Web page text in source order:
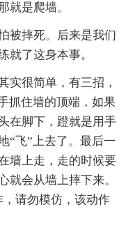
就是爬墙。
被摔死。后来是我们
就了这身本事。
实很简单，有三招，
抓住墙的顶端，如果
在脚下，蹬就是用手
“飞”上去了。最后一
墙上走，走的时候要
就会从墙上摔下来。
请勿模仿，该动作